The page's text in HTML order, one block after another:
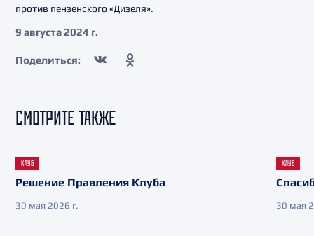
против пензенского «Дизеля».
9 августа 2024 г.
Поделиться:
СМОТРИТЕ ТАКЖЕ
КЛУБ
Решение Правления Клуба
30 мая 2026 г.
КЛУБ
30 мая